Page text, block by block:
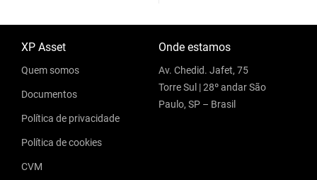
XP Asset
Quem somos
Documentos
Política de privacidade
Política de cookies
CVM
Onde estamos
Av. Chedid. Jafet, 75
Torre Sul | 28º andar São
Paulo, SP – Brasil